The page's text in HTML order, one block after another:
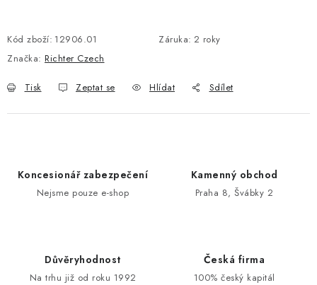
ZNAČKY
Zámečnické služby Státní instituce
Zabezpečení bytů
Obchodní podmínky
Kontakty O nás
Naše výhody
Bezpečnostní třídy
Kód zboží: 12906.01 Záruka: 2 roky
Značka: Richter Czech
Tisk Zeptat se Hlídat Sdílet
Koncesionář zabezpečení
Nejsme pouze e-shop
Kamenný obchod
Praha 8, Švábky 2
Důvěryhodnost
Na trhu již od roku 1992
Česká firma
100% český kapitál